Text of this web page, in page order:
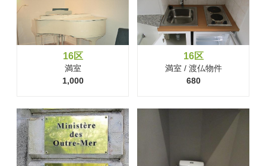
16区
満室
1,000
16区
満室 / 渡仏物件
680